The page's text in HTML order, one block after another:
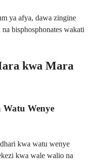
ya afya, dawa zingine
bisphosphonates wakati
kwa Mara
Wenye
kwa watu wenye
kwa wale walio na